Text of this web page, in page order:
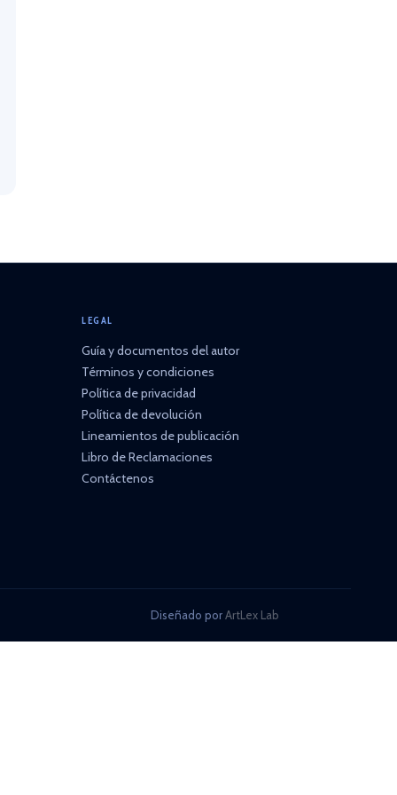
LEGAL
Guía y documentos del autor
Términos y condiciones
Política de privacidad
Política de devolución
Lineamientos de publicación
Libro de Reclamaciones
Contáctenos
Diseñado porArtLex Lab